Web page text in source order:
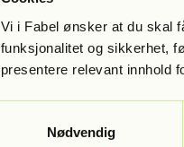
Vi i Fabel ønsker at du skal
funksjonalitet og sikkerhet,
presentere relevant innhold
Nødvendig
Application